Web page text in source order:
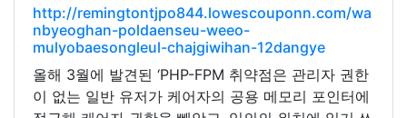
http://remingtontjpo844.lowescouponn.com/wa
nbyeoghan-poldaenseu-weeo-
mulyobaesongleul-chajgiwihan-12dangye
올해 3월에 발견된 ‘PHP-FPM 취약점은 관리자 권한
이 없는 일반 유저가 케어자의 공용 메모리 포인터에